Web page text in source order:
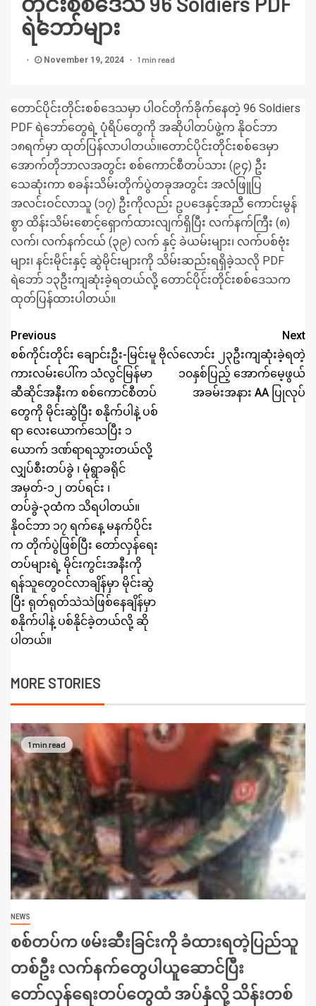
ရဲဘော်များ
November 19, 2024 1 min read
တောင်ပိုင်းတိုင်းစစ်ဒေသမှာ ပါဝင်တိုက်ခိုက်နေတဲ့ 96 Soldiers
PDF ရဲဘော်တွေရဲ့ ပုံရိပ်တွေကို အဆိုပါတပ်ဖွဲ့က နိုဝင်ဘာ
၁၈ရက်မှာ ထုတ်ပြန်လာပါတယ်။တောင်ပိုင်းတိုင်းစစ်ဒေမှာ
အောက်တိုဘာလအတွင်း စစ်ကောင်စီတပ်သား (၉၄) ဦး
သေဆုံးကာ စခန်းသိမ်းတိုက်ပွဲတခုအတွင်း အလံဖြူပြ
အလင်းဝင်လာသူ (၁၇) ဦးကိုလည်း ဥပဒေနှင့်အညီ ကောင်းမွန်
စွာ ထိန်းသိမ်းစောင့်ရှောက်ထားလျက်ရှိပြီး လက်နက်ကြီး (၈)
လက်၊ လက်နက်ငယ် (၃၉) လက် နှင့် ခဲယမ်းများ၊ လက်ပစ်ဗုံး
များ၊ နင်းမိုင်းနှင့် ဆွဲမိုင်းများကို သိမ်းဆည်းရရှိခဲ့သလို PDF
ရဲဘော် ၁၃ဦးကျဆုံးခဲ့ရတယ်လို့ တောင်ပိုင်းတိုင်းစစ်ဒေသက
ထုတ်ပြန်ထားပါတယ်။
Previous
စစ်ကိုင်းတိုင်း ချောင်းဦး-မြင်းမူ
ကားလမ်းပေါ်က သံလွင်မြန်မာ
ဆီဆိုင်အနီးက စစ်ကောင်စီတပ်
တွေကို မိုင်းဆွဲပြီး စနိုက်ပါနဲ့ ပစ်
ရာ လေးယောက်သေပြီး ၁
ယောက် ဒဏ်ရာရသွားတယ်လို့
လျှပ်စီးတပ်ခွဲ ၊ မုံရွာခရိုင်
အမှတ်-၁၂ တပ်ရင်း ၊
တပ်ခွဲ-၃ထံက သိရပါတယ်။
နိုဝင်ဘာ ၁၇ ရက်နေ့ မနက်ပိုင်း
က တိုက်ပွဲဖြစ်ပြီး တော်လှန်ရေး
တပ်များရဲ့ မိုင်းကွင်းအနီးကို
ရန်သူတွေဝင်လာချိန်မှာ မိုင်းဆွဲ
ပြီး ရုတ်ရုတ်သဲသဲဖြစ်နေချိန်မှာ
စနိုက်ပါနဲ့ ပစ်နိုင်ခဲ့တယ်လို့ ဆို
ပါတယ်။
Next
ဗိုလ်လောင်း ၂၃ဦးကျဆုံးခဲ့ရတဲ့
၁၀နှစ်ပြည့် အောက်မေ့ဖွယ်
အခမ်းအနား AA ပြုလုပ်
MORE STORIES
1 min read
NEWS
စစ်တပ်က ဖမ်းဆီးခြင်းကို ခံထားရတဲ့ပြည်သူ
တစ်ဦး လက်နက်တွေပါယူဆောင်ပြီး
တော်လှန်ရေးတပ်တွေထံ အပ်နှံလို့ သိန်းတစ်